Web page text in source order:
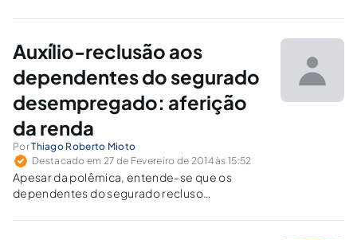
constitucional em processos que envolvam o
Auxílio-reclusão aos
dependentes do segurado
desempregado: aferição
da renda
PorThiago Roberto Mioto
Destacado em 27 de Fevereiro de 2014 às 15:52
Apesar da polêmica, entende-se que os
dependentes do segurado recluso
independentemente do valor de seu último